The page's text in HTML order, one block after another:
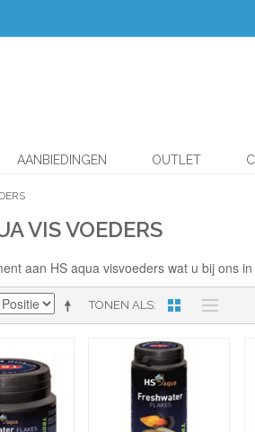
AANBIEDINGEN OUTLET
VIS VOEDERS
aan HS aqua visvoeders wat u bij ons
TONEN ALS